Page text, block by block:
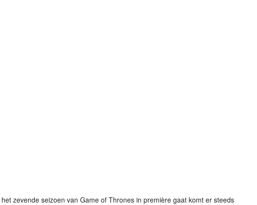
zevende seizoen van Game of Thrones in première gaat komt er steeds